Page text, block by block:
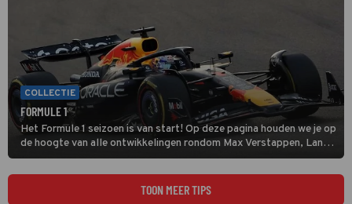
COLLECTIE
FORMULE 1
Het Formule 1 seizoen is van start! Op deze pagina houden we je op
de hoogte van alle ontwikkelingen rondom Max Verstappen, Lando
Norris en alle andere coureurs en GP's.
TOON MEER TIPS